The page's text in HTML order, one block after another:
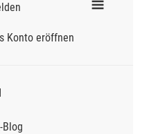
Konto eröffnen
Blog